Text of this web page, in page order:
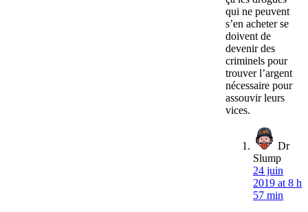
qui ne peuvent
s’en acheter se
doivent de
devenir des
criminels pour
trouver l’argent
nécessaire pour
assouvir leurs
vices.
Dr
Slump
24 juin
2019 at 8 h
57 min